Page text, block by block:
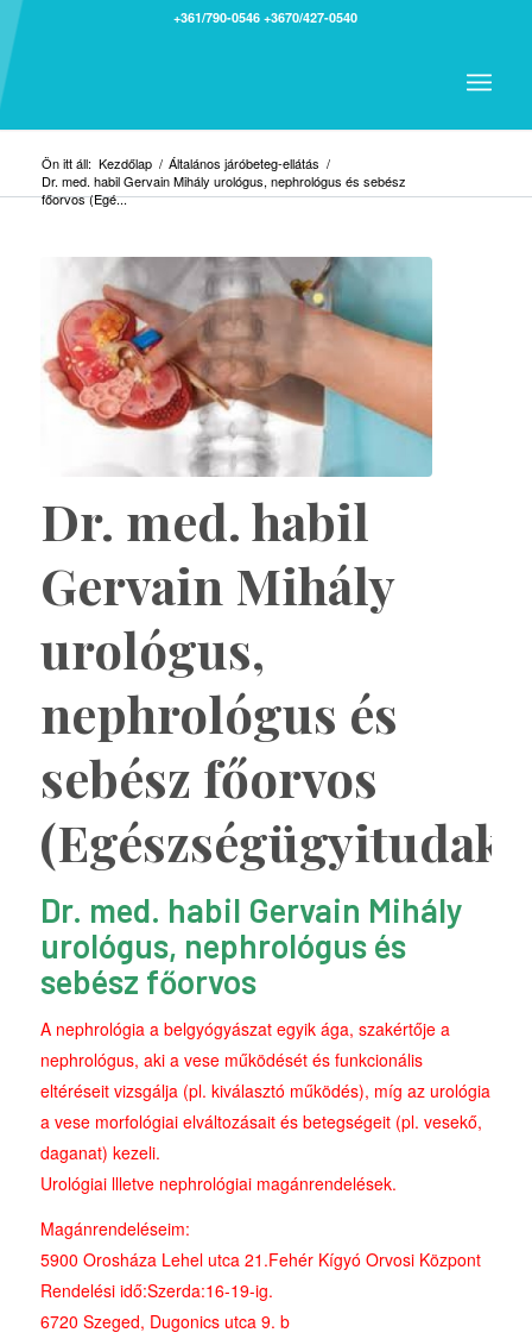
+361/790-0546 +3670/427-0540
Ön itt áll: Kezdőlap / Általános járóbeteg-ellátás /
Dr. med. habil Gervain Mihály urológus, nephrológus és sebész
főorvos (Egé...
Dr. med. habil
Gervain Mihály
urológus,
nephrológus és
sebész főorvos
Dr. med. habil Gervain Mihály
urológus, nephrológus és
sebész főorvos
A nephrológia a belgyógyászat egyik ága, szakértője a
nephrológus, aki a vese működését és funkcionális
eltéréseit vizsgálja (pl. kiválasztó működés), míg az urológia
a vese morfológiai elváltozásait és betegségeit (pl. vesekő,
daganat) kezeli.
Urológiai llletve nephrológiai magánrendelések.
Magánrendeléseim:
5900 Orosháza Lehel utca 21.Fehér Kígyó Orvosi Központ
Rendelési idő:Szerda:16-19-ig.
6720 Szeged, Dugonics utca 9. b